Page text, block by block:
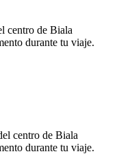
centro de Biala
durante tu viaje.
centro de Biala
durante tu viaje.